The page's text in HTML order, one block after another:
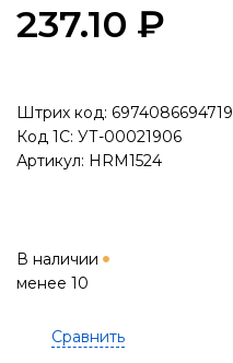
237.10 ₽
Штрих код: 6974086694719
Код 1С: УТ-00021906
Артикул: HRM1524
В наличии
менее 10
Сравнить